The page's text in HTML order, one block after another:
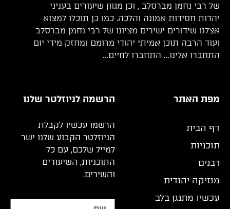
של רבי נחמן מברסלב , וכן מגוון שיעורים בעניני
יהדות חסידות אמונה והלכה. כמו כן תוכלו למצוא
אצלנו שידורים ישירים מציונו של רבי נחמן מברסלב
ועוד הרבה תוכן אמיתי יהודי מרומם ומחזק מידי יום
התחברו אלינו… התחברו לחיים…
מפת האתר
דף הבית
תוכניות
רבנים
מוזיקה יהודית
עכשיו מתנגן בלב
הרשמה לניוזלטר שלנו
הרשמו עכשיו לקבלת
הניוזלטר הקבוע שלנו ישר
למייל שלכם, עם כל
התוכניות, השיעורים
והשירים.